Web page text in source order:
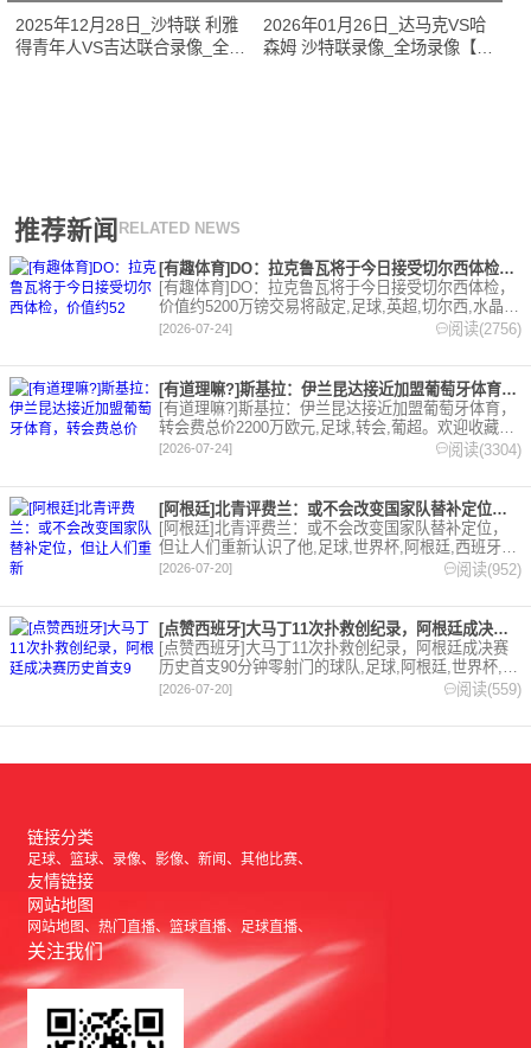
2025年12月28日_沙特联 利雅
得青年人VS吉达联合录像_全场
2026年01月26日_达马克VS哈
森姆 沙特联录像_全场录像【全
推荐新闻 RELATED NEWS
[有趣体育]DO：拉克鲁瓦将于今日接受切尔西体检，价值约52
[有趣体育]DO：拉克鲁瓦将于今日接受切尔西体检，
价值约5200万镑交易将敲定,足球,英超,切尔西,水晶
宫,转会。欢迎收藏本站，24小时为你更新最新的足
[2026-07-24] 阅读(2756)
[有道理嘛?]斯基拉：伊兰昆达接近加盟葡萄牙体育，转会费总价
[有道理嘛?]斯基拉：伊兰昆达接近加盟葡萄牙体育，
转会费总价2200万欧元,足球,转会,葡超。欢迎收藏本
站，24小时为你更新最新的足球，篮球体育资讯。
[2026-07-24] 阅读(3304)
[阿根廷]北青评费兰：或不会改变国家队替补定位，但让人们重新
[阿根廷]北青评费兰：或不会改变国家队替补定位，
但让人们重新认识了他,足球,世界杯,阿根廷,西班牙。
欢迎收藏本站，24小时为你更新最新的足球，篮球体
[2026-07-20] 阅读(952)
[点赞西班牙]大马丁11次扑救创纪录，阿根廷成决赛历史首支9
[点赞西班牙]大马丁11次扑救创纪录，阿根廷成决赛
历史首支90分钟零射门的球队,足球,阿根廷,世界杯,西
班牙,点赞西班牙,点赞阿根廷,西甲,英超,阿斯顿维
球体育资讯。
[2026-07-20] 阅读(559)
链接分类
足球 篮球 录像 影像 新闻 其他比赛
友情链接
网站地图
网站地图 热门直播 篮球直播 足球直播
关注我们